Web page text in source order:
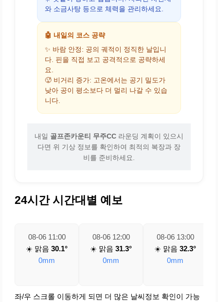
와 소금사탕 등으로 체력을 관리하세요.
🤖 내일의 코스 공략
✨ 바람 안정: 공의 궤적이 정직한 날입니
다. 핀을 직접 보고 공격적으로 공략하세
요.
🥵 비거리 증가: 고온에서는 공기 밀도가
낮아 공이 평소보다 더 멀리 나갈 수 있습
니다.
내일 골프존카운티 무주CC 라운딩 계획이 있으시
다면 위 기상 정보를 확인하여 최적의 복장과 장
비를 준비하세요.
24시간 시간대별 예보
08-06 11:00
☀️ 맑음 30.1°
0mm
08-06 12:00
☀️ 맑음 31.3°
0mm
08-06 13:00
☀️ 맑음 32.3°
0mm
좌/우 스크롤 이동하게 되면 더 많은 날씨정보 확인이 가능